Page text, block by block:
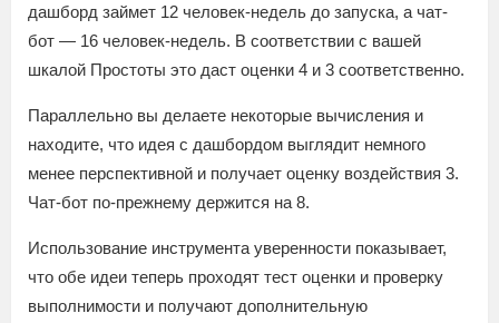
дашборд займет 12 человек-недель до запуска, а чат-
бот — 16 человек-недель. В соответствии с вашей
шкалой Простоты это даст оценки 4 и 3 соответственно.
Параллельно вы делаете некоторые вычисления и
находите, что идея с дашбордом выглядит немного
менее перспективной и получает оценку воздействия 3.
Чат-бот по-прежнему держится на 8.
Использование инструмента уверенности показывает,
что обе идеи теперь проходят тест оценки и проверку
выполнимости и получают дополнительную